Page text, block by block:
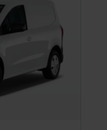
auf der
der EU-
von
Abs. 2 lit. c
freiwillig
bestehenden
den Kontakt zu